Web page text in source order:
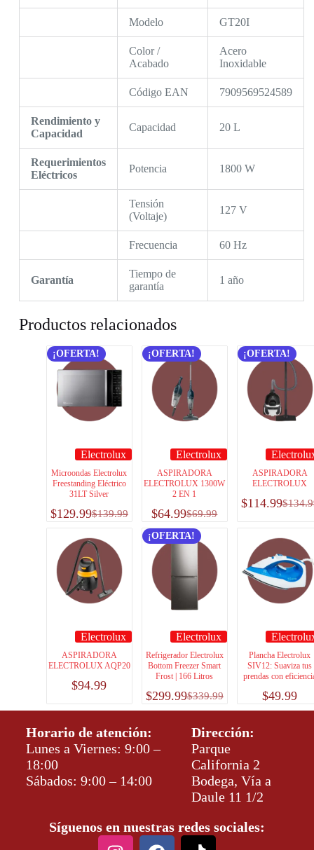
Modelo GT20I
Color /
Acabado
Acero
Inoxidable
Código EAN 7909569524589
Rendimiento y
Capacidad
Capacidad 20 L
Requerimientos
Eléctricos
Potencia 1800 W
Tensión
(Voltaje)
127 V
Frecuencia 60 Hz
Garantía
Tiempo de
garantía
1 año
Productos relacionados
¡OFERTA!
Electrolux
Microondas Electrolux
Freestanding Eléctrico
31LT Silver
$139.99
$129.99
¡OFERTA!
Electrolux
ASPIRADORA
ELECTROLUX 1300W
2 EN 1
$69.99
$64.99
¡OFERTA!
ASPIRADORA
ELECTROLUX
$
$114.99
Electrolux
ASPIRADORA
ELECTROLUX AQP20
$94.99
¡OFERTA!
Electrolux
Refrigerador Electrolux
Bottom Freezer Smart
Frost | 166 Litros
$339.99
$299.99
Plancha Electrolux
SIV12: Suaviza tus
prendas con
$49.99
Horario de atención:
Lunes a Viernes: 9:00 –
18:00
Sábados: 9:00 – 14:00
Dirección:
Parque
California 2
Bodega, Vía a
Daule 11 1/2
Síguenos en nuestras redes sociales: